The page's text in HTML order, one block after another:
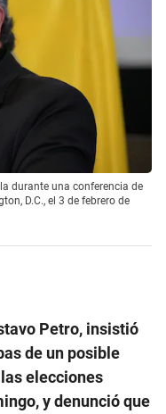
durante una conferencia de
D.C., el 3 de febrero de
Petro, insistió
de un posible
elecciones
y denunció que